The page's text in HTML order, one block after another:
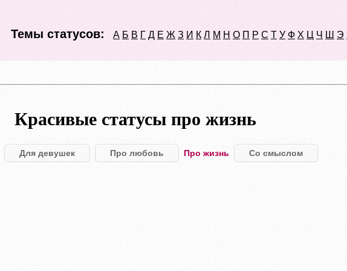
Темы статусов: А Б В Г Д Е Ж З И К Л М Н О П Р С Т У Ф Х Ц Ч Ш Э
Красивые статусы про жизнь
Для девушек Про любовь Про жизнь Со смыслом